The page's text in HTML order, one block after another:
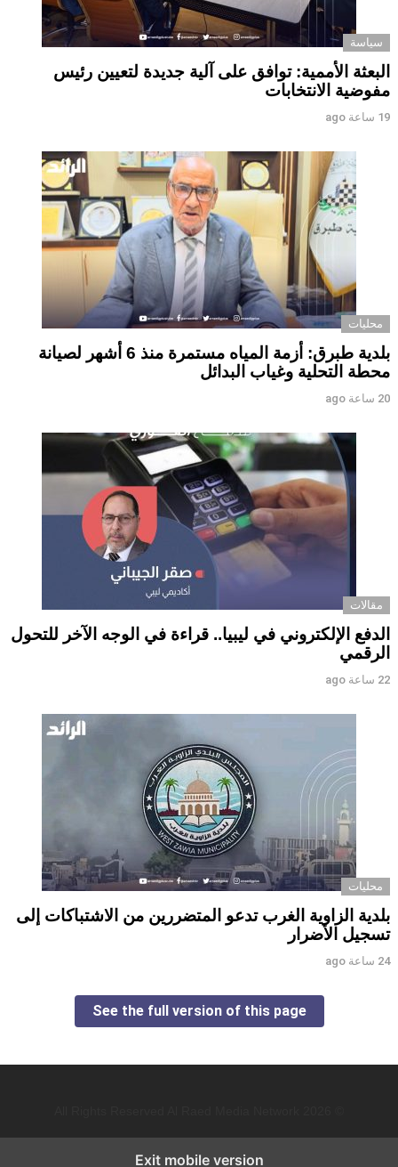
سياسة
البعثة الأممية: توافق على آلية جديدة لتعيين رئيس
مفوضية الانتخابات
19 ساعة ago
محليات
بلدية طبرق: أزمة المياه مستمرة منذ 6 أشهر لصيانة
محطة التحلية وغياب البدائل ‏ ‏
20 ساعة ago
مقالات
الدفع الإلكتروني في ليبيا.. قراءة في الوجه الآخر للتحول
الرقمي ‏
22 ساعة ago
محليات
بلدية الزاوية الغرب تدعو المتضررين من الاشتباكات إلى
تسجيل الأضرار
24 ساعة ago
See the full version of this page
Exit mobile version